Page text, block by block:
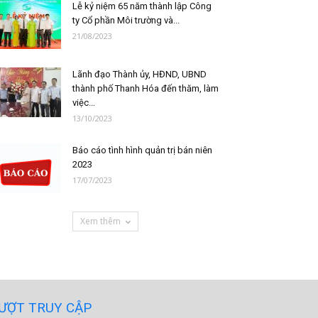
Lễ kỷ niệm 65 năm thành lập Công
ty Cổ phần Môi trường và...
21/08/2023
Lãnh đạo Thành ủy, HĐND, UBND
thành phố Thanh Hóa đến thăm, làm
việc...
13/10/2023
Báo cáo tình hình quản trị bán niên
2023
17/07/2023
Xem thêm
TRUY CẬP